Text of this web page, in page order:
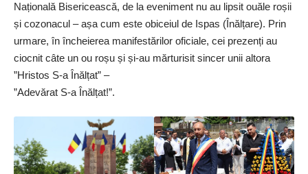
Națională Bisericească, de la eveniment nu au lipsit ouăle roșii
și cozonacul – așa cum este obiceiul de Ispas (Înălțare). Prin
urmare, în încheierea manifestărilor oficiale, cei prezenți au
ciocnit câte un ou roșu și și-au mărturisit sincer unii altora
”Hristos S-a Înălțat” –
”Adevărat S-a Înălțat!”.